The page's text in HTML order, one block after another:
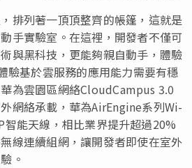
排列著一頂頂整齊的帳篷，這就是
手實驗室。在這裡，開發者不僅可
與黑科技，更能夠親自動手，體驗
驗基於雲服務的應用能力需要有穩
為雲園區網絡CloudCampus 3.0
網絡承載，華為AirEngine系列Wi-
智能天線，相比業界提升超過20%
線連續組網，讓開發者即使在室外
。